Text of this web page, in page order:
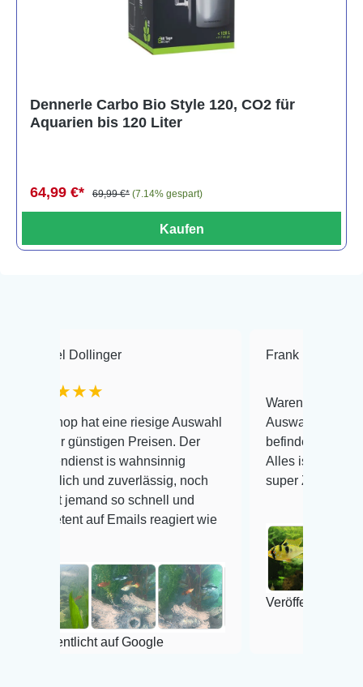
Dennerle Carbo Bio Style 120, CO2 für
Aquarien bis 120 Liter
64,99 €* 69,99 €* (7.14% gespart)
Kaufen
hat eine riesige Auswahl
Preisen. Der
is wahnsinnig
und zuverlässig, noch
so schnell und
auf Emails reagiert wie
auf Google
Frank Hackmayer
Warenanlieferung Top und die
Auswahl plus
befinden der Fische
Alles ist quick lebendig und
super Zustand. Gerne wieder
Veröffentlicht auf Google